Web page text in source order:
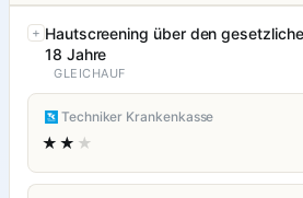
Hautscreening über den
18 Jahre
GLEICHAUF
Techniker Krankenkasse
★★ ★